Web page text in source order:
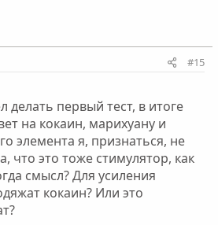
#15
делать первый тест, в итоге
на кокаин, марихуану и
элемента я, признаться, не
что это тоже стимулятор, как
смысл? Для усиления
кокаин? Или это